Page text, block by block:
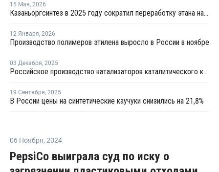
15 Мая, 2026
Казаньоргсинтез в 2025 году сократил переработку этана на 5%, сжиженного газа – на 24%
12 Января, 2026
Производство полимеров этилена выросло в России в ноябре
03 Декабря, 2025
Российское производство катализаторов каталитического крекинга достигло 12 тыс. тонн в год
19 Сентября, 2025
В России цены на синтетические каучуки снизились на 21,8%
06 Ноября, 2024
PepsiCo выиграла суд по иску о